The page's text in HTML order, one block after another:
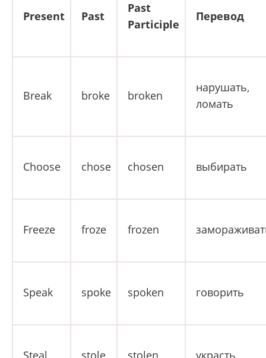
Present Past
Past
Participle
Перевод
Break broke broken
нарушать,
ломать
Choose chose chosen выбирать
Freeze froze frozen
Speak spoke spoken говорить
Steal stole stolen украсть